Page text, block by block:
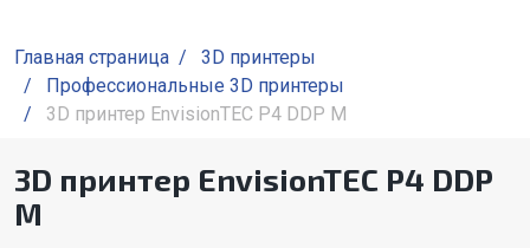
Главная страница /
3D принтеры
/
Профессиональные 3D принтеры
/
3D принтер EnvisionTEC P4 DDP M
3D принтер EnvisionTEC P4 DDP
M